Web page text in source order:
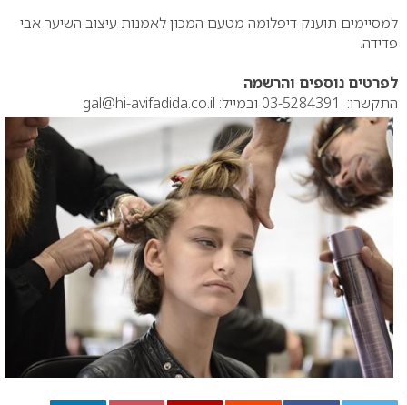
למסיימים תוענק דיפלומה מטעם המכון לאמנות עיצוב השיער אבי
פדידה.
לפרטים נוספים והרשמה
התקשרו: 03-5284391 ובמייל: gal@hi-avifadida.co.il